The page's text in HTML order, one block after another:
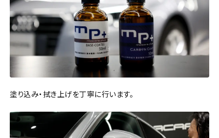
塗り込み・拭き上げを丁寧に行います。